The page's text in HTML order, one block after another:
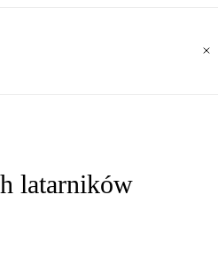
latarników